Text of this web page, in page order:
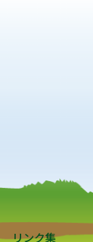
リンク集